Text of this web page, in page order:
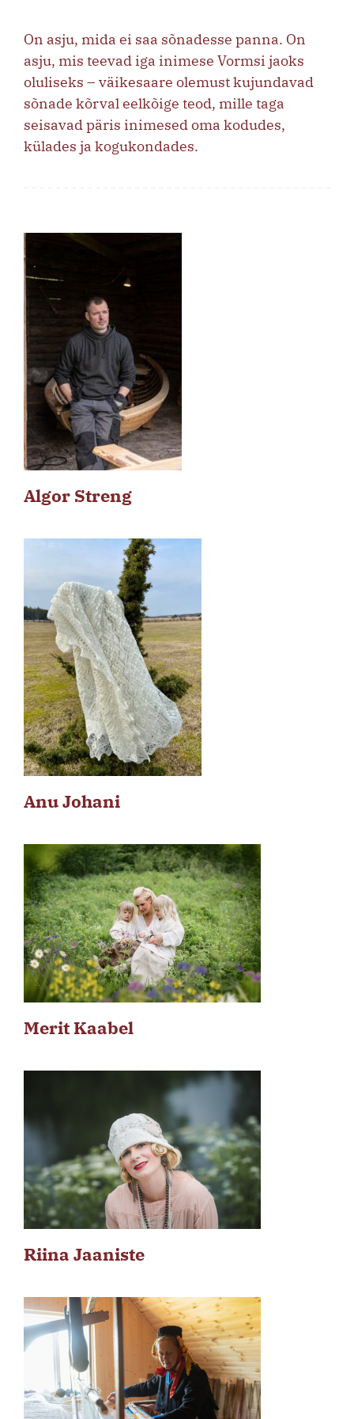
On asju, mida ei saa sõnadesse panna. On
asju, mis teevad iga inimese Vormsi jaoks
oluliseks – väikesaare olemust kujundavad
sõnade kõrval eelkõige teod, mille taga
seisavad päris inimesed oma kodudes,
külades ja kogukondades.
Algor Streng
Anu Johani
Merit Kaabel
Riina Jaaniste